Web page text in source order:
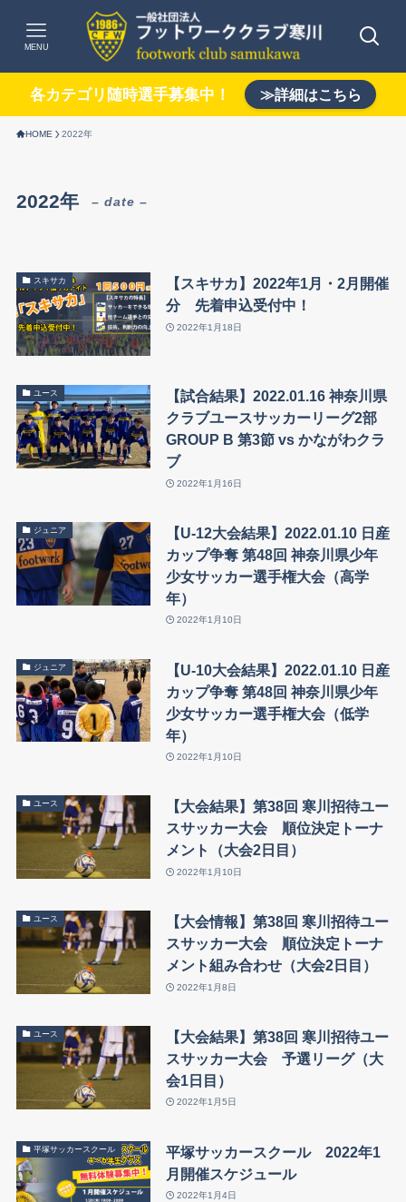
MENU
各カテゴリ随時選手募集中！ ≫詳細はこちら
HOME 2022年
2022年 – date –
スキサカ
【スキサカ】2022年1月・2月開催
分 先着申込受付中！
2022年1月18日
ユース
【試合結果】2022.01.16 神奈川県
クラブユースサッカーリーグ2部
GROUP B 第3節 vs かながわクラ
ブ
2022年1月16日
ジュニア
【U-12大会結果】2022.01.10 日産
カップ争奪 第48回 神奈川県少年
少女サッカー選手権大会（高学
年）
2022年1月10日
ジュニア
【U-10大会結果】2022.01.10 日産
カップ争奪 第48回 神奈川県少年
少女サッカー選手権大会（低学
年）
2022年1月10日
ユース
【大会結果】第38回 寒川招待ユー
スサッカー大会 順位決定トーナ
メント（大会2日目）
2022年1月10日
ユース
【大会情報】第38回 寒川招待ユー
スサッカー大会 順位決定トーナ
メント組み合わせ（大会2日目）
2022年1月8日
ユース
【大会結果】第38回 寒川招待ユー
スサッカー大会 予選リーグ（大
会1日目）
2022年1月5日
平塚サッカースクール
平塚サッカースクール 2022年1
月開催スケジュール
2022年1月4日